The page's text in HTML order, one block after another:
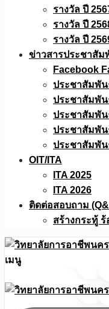
รางวัล ปี
รางวัล ปี
รางวัล ปี
ข่าวสารประชาสัม
Facebook
ประชาสัมพัน
ประชาสัมพัน
ประชาสัมพัน
ประชาสัมพัน
ประชาสัมพัน
OIT/ITA
ITA 2025
ITA 2026
ติดต่อสอบถาม
สร้างกระทู้ ร้
เมนู